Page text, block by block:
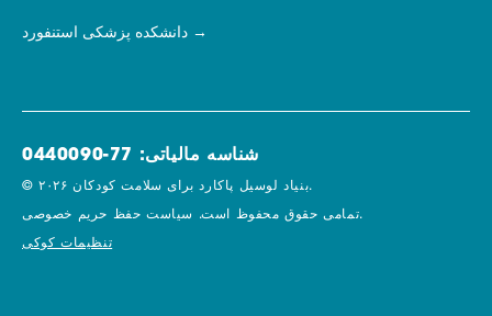
دانشکده پزشکی استنفورد
شناسه مالیاتی: 77-0440090
© ۲۰۲۶ بنیاد لوسیل پاکارد برای سلامت کودکان.
تمامی حقوق محفوظ است.سیاست حفظ حریم خصوصی.
تنظیمات کوکی